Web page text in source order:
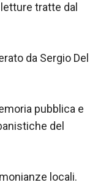
tratte dal
da Sergio Del
pubblica e
del
locali.